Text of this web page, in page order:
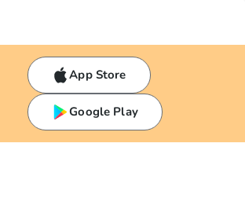
App Store
Google Play